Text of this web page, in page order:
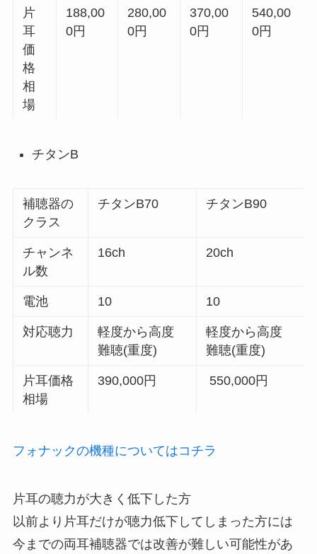
片
耳
価
格
相
場
188,00
0円
280,00
0円
370,00
0円
540,00
0円
チタンB
補聴器の
クラス
チタンB70 チタンB90
チャンネ
ル数
16ch 20ch
電池 10 10
対応聴力
軽度から高度
難聴(重度)
軽度から高度
難聴(重度)
片耳価格
相場
390,000円 550,000円
フォナックの機種についてはコチラ
片耳の聴力が大きく低下した方
以前より片耳だけが聴力低下してしまった方には
今までの両耳補聴器では改善が難しい可能性があ